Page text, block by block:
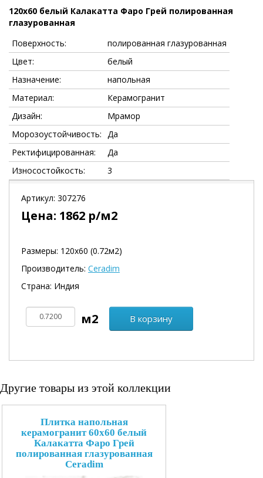
120x60 белый Калакатта Фаро Грей полированная
глазурованная
Поверхность:
полированная глазурованная
Цвет:
белый
Назначение:
напольная
Материал:
Керамогранит
Дизайн:
Мрамор
Морозоустойчивость:
Да
Ректифицированная:
Да
Износостойкость:
3
Артикул: 307276
Цена: 1862 р/м2
Размеры: 120х60 (0.72м2)
Производитель: Ceradim
Страна: Индия
В корзину
Другие товары из этой коллекции
Плитка напольная
керамогранит 60x60 белый
Калакатта Фаро Грей
полированная глазурованная
Ceradim